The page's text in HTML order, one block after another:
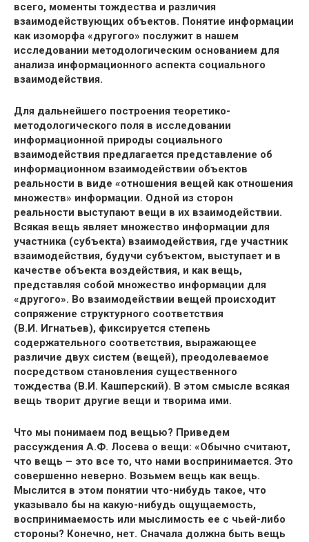
всего, моменты тождества и различия
взаимодействующих объектов. Понятие информации
как изоморфа «другого» послужит в нашем
исследовании методологическим основанием для
анализа информационного аспекта социального
взаимодействия.
Для дальнейшего построения теоретико-
методологического поля в исследовании
информационной природы социального
взаимодействия предлагается представление об
информационном взаимодействии объектов
реальности в виде «отношения вещей как отношения
множеств» информации. Одной из сторон
реальности выступают вещи в их взаимодействии.
Всякая вещь являет множество информации для
участника (субъекта) взаимодействия, где участник
взаимодействия, будучи субъектом, выступает и в
качестве объекта воздействия, и как вещь,
представляя собой множество информации для
«другого». Во взаимодействии вещей происходит
сопряжение структурного соответствия
(В.И. Игнатьев), фиксируется степень
содержательного соответствия, выражающее
различие двух систем (вещей), преодолеваемое
посредством становления существенного
тождества (В.И. Кашперский). В этом смысле всякая
вещь творит другие вещи и творима ими.
Что мы понимаем под вещью? Приведем
рассуждения А.Ф. Лосева о вещи: «Обычно считают,
что вещь – это все то, что нами воспринимается. Это
совершенно неверно. Возьмем вещь как вещь.
Мыслится в этом понятии что-нибудь такое, что
указывало бы на какую-нибудь ощущаемость,
воспринимаемость или мыслимость ее с чьей-либо
стороны? Конечно, нет. Сначала должна быть вещь